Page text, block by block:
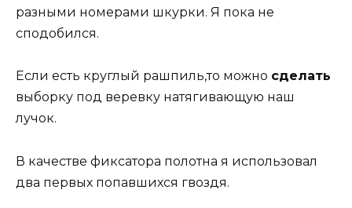
разными номерами шкурки. Я пока не
сподобился.
Если есть круглый рашпиль,то можно сделать
выборку под веревку натягивающую наш
лучок.
В качестве фиксатора полотна я использовал
два первых попавшихся гвоздя.